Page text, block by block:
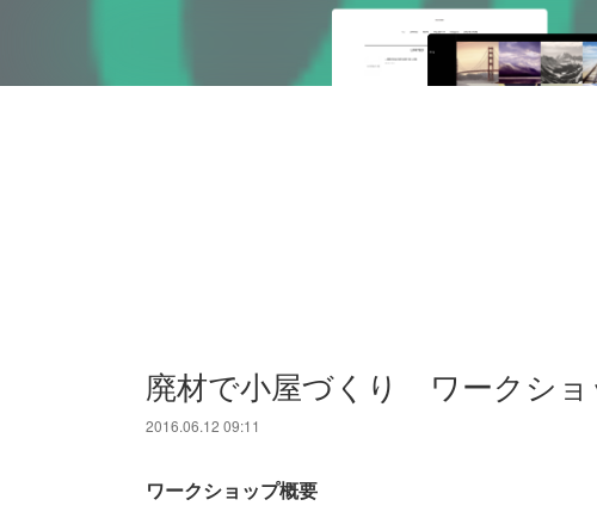
廃材で小屋づくり ワークシ
2016.06.12 09:11
ワークショップ概要